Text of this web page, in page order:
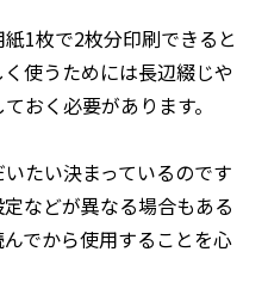
1枚で2枚分印刷できると
使うためには長辺綴じや
おく必要があります。
たい決まっているのです
などが異なる場合もある
でから使用することを心